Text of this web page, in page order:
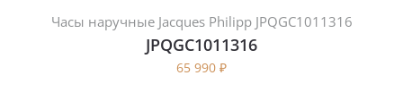
Часы наручные Jacques Philipp JPQGC1011316
JPQGC1011316
65 990 ₽